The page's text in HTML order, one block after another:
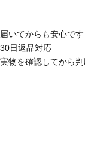
届いてからも安心です
30日返品対応
実物を確認してから